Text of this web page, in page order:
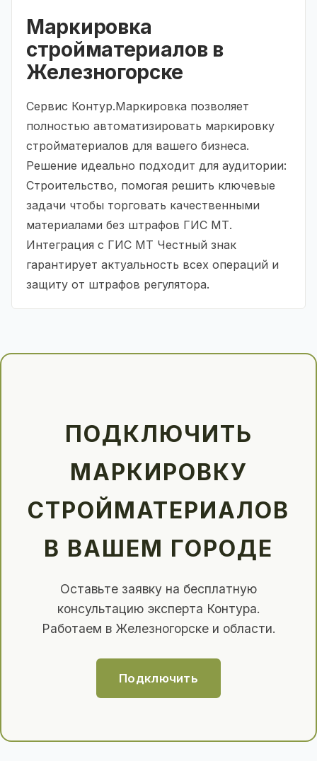
Маркировка
стройматериалов в
Железногорске
Сервис Контур.Маркировка позволяет
полностью автоматизировать маркировку
стройматериалов для вашего бизнеса.
Решение идеально подходит для аудитории:
Строительство, помогая решить ключевые
задачи чтобы торговать качественными
материалами без штрафов ГИС МТ.
Интеграция с ГИС МТ Честный знак
гарантирует актуальность всех операций и
защиту от штрафов регулятора.
ПОДКЛЮЧИТЬ
МАРКИРОВКУ
СТРОЙМАТЕРИАЛОВ
В ВАШЕМ ГОРОДЕ
Оставьте заявку на бесплатную
консультацию эксперта Контура.
Работаем в Железногорске и области.
Подключить